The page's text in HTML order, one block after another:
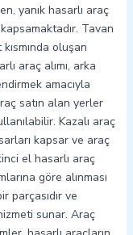
yanık hasarlı araç
Tavan
oluşan
araç alımı, arka
amacıyla
satın alan yerler
Kazalı araç
kapsar ve araç
el hasarlı araç
göre alınması
parçasıdır ve
sunar. Araç